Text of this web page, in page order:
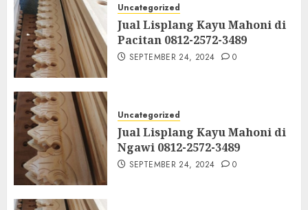
Uncategorized
Jual Lisplang Kayu Mahoni di
Pacitan 0812-2572-3489
SEPTEMBER 24, 2024 0
Uncategorized
Jual Lisplang Kayu Mahoni di
Ngawi 0812-2572-3489
SEPTEMBER 24, 2024 0